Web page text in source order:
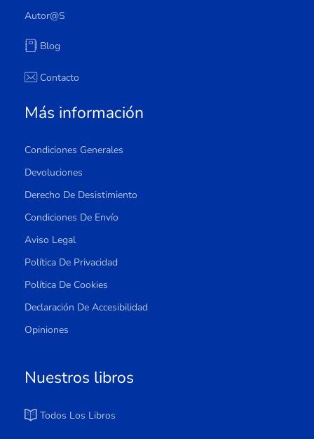
Autor@s
Blog
Contacto
Más información
Condiciones Generales
Devoluciones
Derecho De Desistimiento
Condiciones De Envío
Aviso Legal
Política De Privacidad
Política De Cookies
Declaración De Accesibilidad
Opiniones
Nuestros libros
Todos Los Libros